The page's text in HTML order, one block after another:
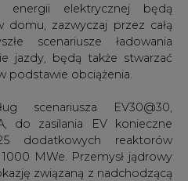
energii elektrycznej będą
domu, zazwyczaj przez całą
scenariusze ładowania
jazdy, będą także stwarzać
podstawie obciążenia.
scenariusza EV30@30,
do zasilania EV konieczne
dodatkowych reaktorów
MWe. Przemysł jądrowy
związaną z nadchodzącą